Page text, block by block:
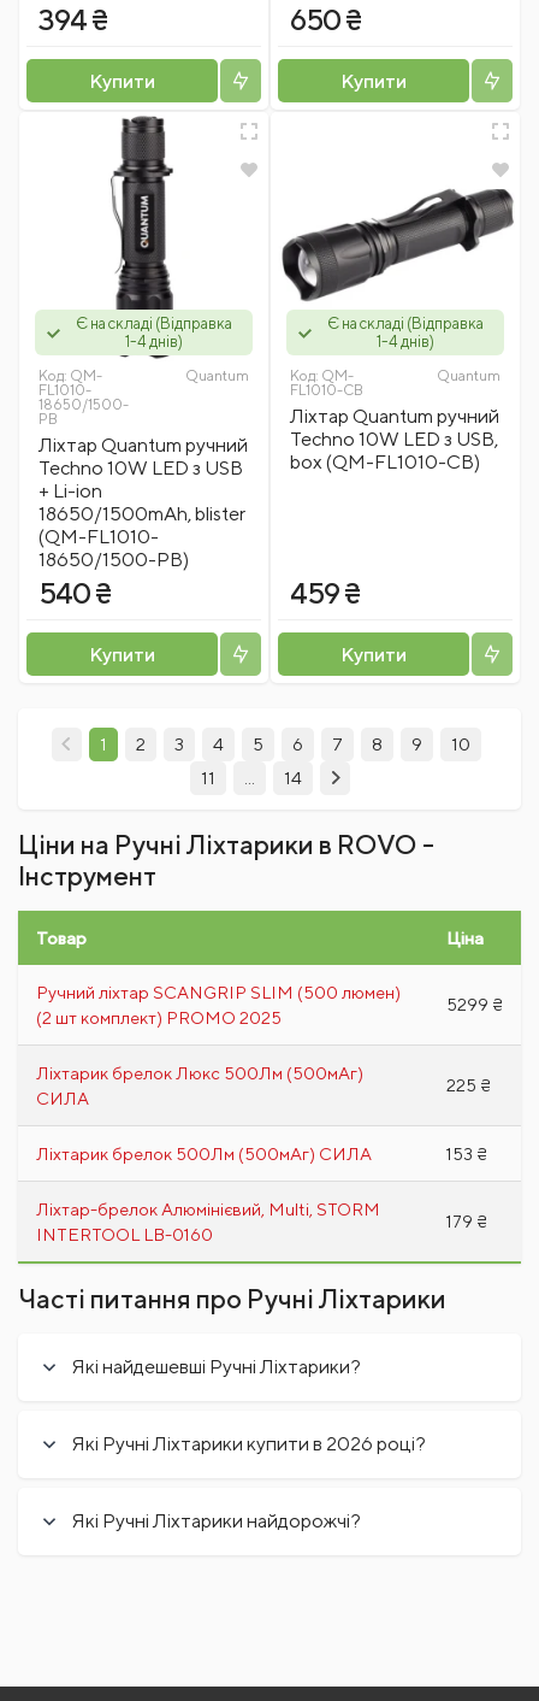
394 ₴
Купити
650 ₴
Купити
Є на складі (Відправка
1-4 днів)
Код: QM-
FL1010-
18650/1500-
PB
Quantum
Ліхтар Quantum ручний
Techno 10W LED з USB
+ Li-ion
18650/1500mAh, blister
(QM-FL1010-
18650/1500-PB)
540 ₴
Купити
Є на складі (Відправка
1-4 днів)
Код: QM-
FL1010-CB
Quantum
Ліхтар Quantum ручний
Techno 10W LED з USB,
box (QM-FL1010-CB)
459 ₴
Купити
1 2 3 4 5 6 7 8 9
10
11
14
Ціни на Ручні Ліхтарики в ROVO -
Інструмент
Товар Ціна
Ручний ліхтар SCANGRIP SLIM (500 люмен)
(2 шт комплект) PROMO 2025
5299 ₴
Ліхтарик брелок Люкс 500Лм (500мАг)
СИЛА
225 ₴
Ліхтарик брелок 500Лм (500мАг) СИЛА 153 ₴
Ліхтар-брелок Алюмінієвий, Multi, STORM
INTERTOOL LB-0160
179 ₴
Часті питання про Ручні Ліхтарики
Які найдешевші Ручні Ліхтарики?
Які Ручні Ліхтарики купити в 2026 році?
Які Ручні Ліхтарики найдорожчі?